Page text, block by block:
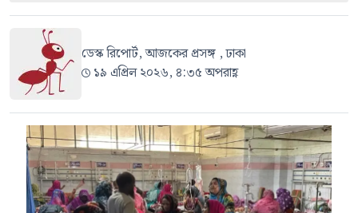
ডেস্ক রিপোর্ট, আজকের প্রসঙ্গ , ঢাকা
১৯ এপ্রিল ২০২৬, ৪:৩৫ অপরাহ্ণ